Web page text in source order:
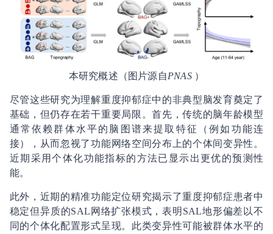
本研究概述（图片源自PNAS）
尽管这些研究为理解重度抑郁症中的非典型脑发育奠定了
基础，但仍存在若干重要局限。首先，传统的脑年龄模型
通常依赖群体水平的脑图谱来提取特征（例如功能连
接），从而忽视了功能网络空间分布上的个体间变异性。
近期采用个体化功能指标的方法已显示出更优的预测性
能。
此外，近期的精准功能定位研究揭示了重度抑郁症患者中
稳定但异质的SAL网络扩张模式，表明SAL地形偏差以不
同的个体化配置形式呈现。此类变异性可能被群体水平的